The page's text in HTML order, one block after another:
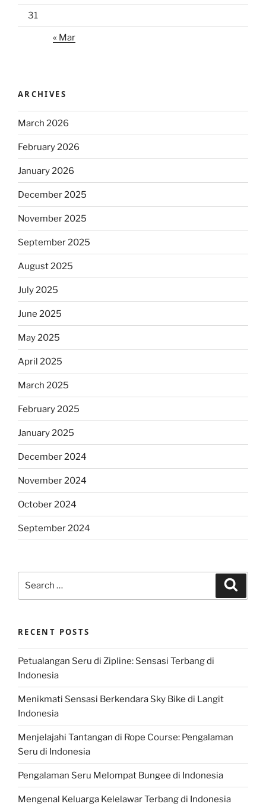
31
« Mar
ARCHIVES
March 2026
February 2026
January 2026
December 2025
November 2025
September 2025
August 2025
July 2025
June 2025
May 2025
April 2025
March 2025
February 2025
January 2025
December 2024
November 2024
October 2024
September 2024
RECENT POSTS
Petualangan Seru di Zipline: Sensasi Terbang di
Indonesia
Menikmati Sensasi Berkendara Sky Bike di Langit
Indonesia
Menjelajahi Tantangan di Rope Course: Pengalaman
Seru di Indonesia
Pengalaman Seru Melompat Bungee di Indonesia
Mengenal Keluarga Kelelawar Terbang di Indonesia